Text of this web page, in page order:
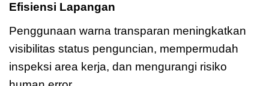
Efisiensi Lapangan
Penggunaan warna transparan meningkatkan
visibilitas status penguncian, mempermudah
inspeksi area kerja, dan mengurangi risiko